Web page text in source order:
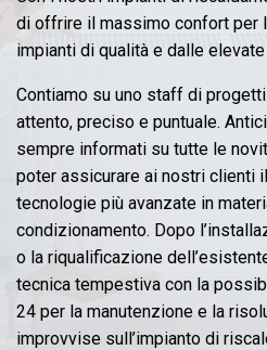
di offrire il massimo confort per
impianti di qualità e dalle
Contiamo su uno staff di
attento, preciso e puntuale.
sempre informati su tutte le
poter assicurare ai nostri clienti
tecnologie più avanzate in
condizionamento. Dopo
o la riqualificazione
tecnica tempestiva con la
24 per la manutenzione e la
improvvise sull’impianto di